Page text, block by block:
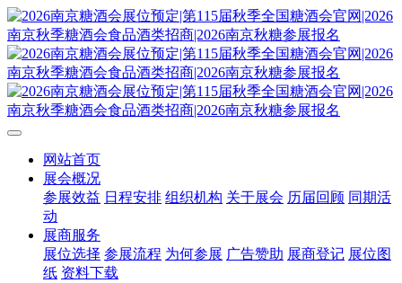
网站首页
展会概况
参展效益 日程安排 组织机构 关于展会 历届回顾 同期活
动
展商服务
展位选择 参展流程 为何参展 广告赞助 展商登记 展位图
纸 资料下载